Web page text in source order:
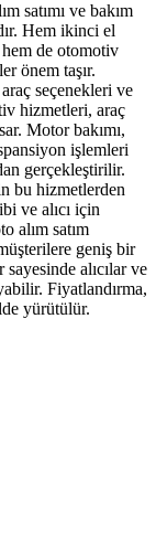
satımı ve bakım
Hem ikinci el
hem de otomotiv
önem taşır.
seçenekleri ve
hizmetleri, araç
Motor bakımı,
işlemleri
gerçekleştirilir.
bu hizmetlerden
ve alıcı için
alım satım
geniş bir
alıcılar ve
Fiyatlandırma,
yürütülür.